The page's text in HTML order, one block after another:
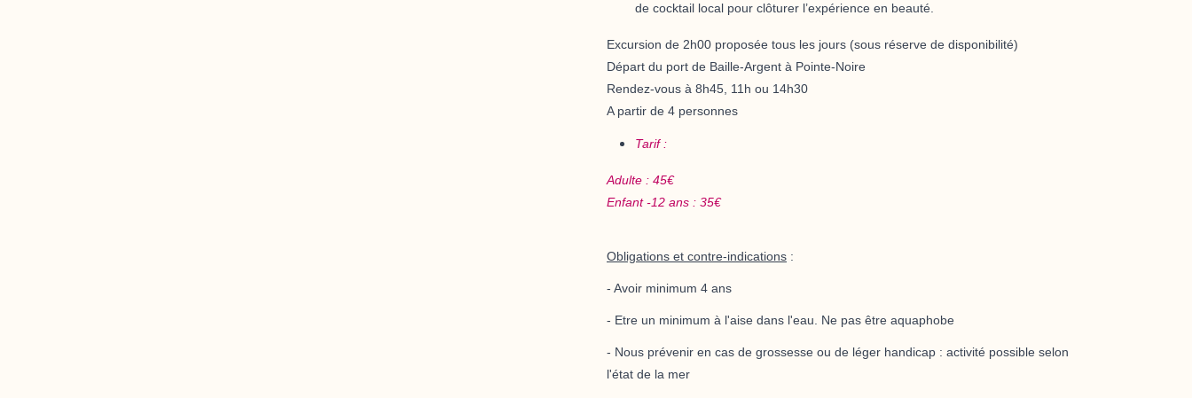
de cocktail local pour clôturer l’expérience en beauté.
Excursion de 2h00 proposée tous les jours (sous réserve de disponibilité)
Départ du port de Baille-Argent à Pointe-Noire
Rendez-vous à 8h45, 11h ou 14h30
A partir de 4 personnes
Tarif :
Adulte : 45€
Enfant -12 ans : 35€
Obligations et contre-indications :
- Avoir minimum 4 ans
- Etre un minimum à l'aise dans l'eau. Ne pas être aquaphobe
- Nous prévenir en cas de grossesse ou de léger handicap : activité possible selon
l'état de la mer